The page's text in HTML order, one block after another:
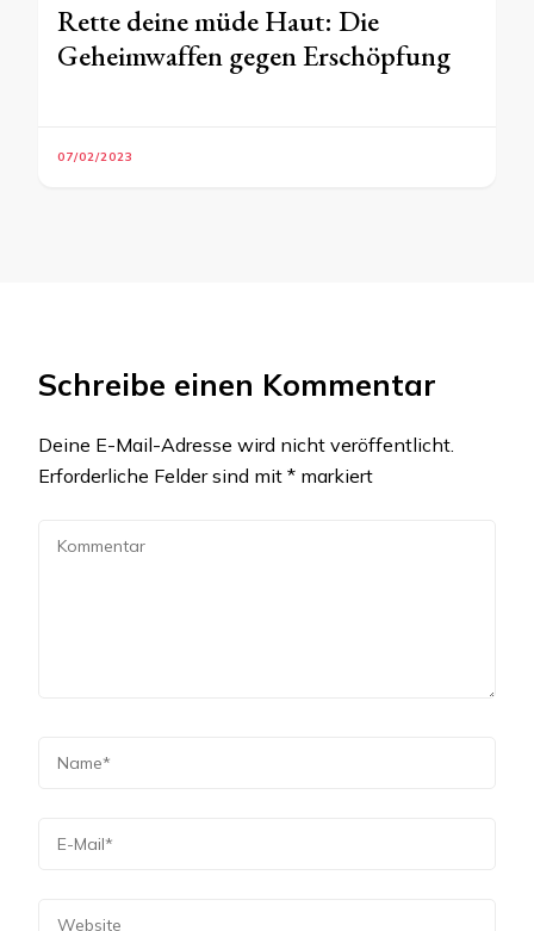
Rette deine müde Haut: Die
Geheimwaffen gegen Erschöpfung
07/02/2023
Schreibe einen Kommentar
Deine E-Mail-Adresse wird nicht veröffentlicht.
Erforderliche Felder sind mit * markiert